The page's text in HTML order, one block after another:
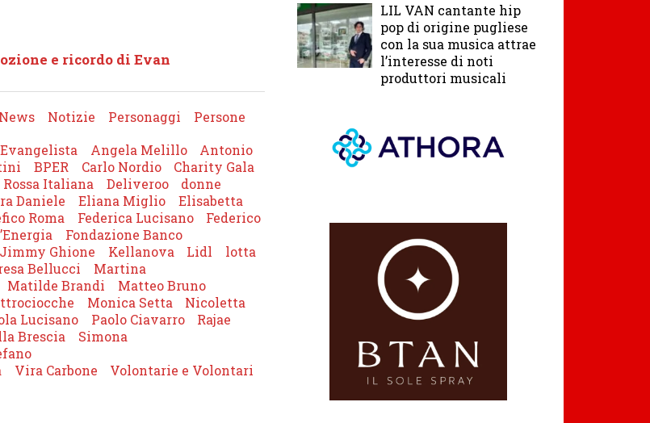
e ricordo di Evan
News Notizie Personaggi Persone
Angela Melillo
Antonio
BPER Carlo Nordio
Charity Gala
Rossa Italiana Deliveroo
donne
Daniele Eliana Miglio
Elisabetta
Roma Federica Lucisano
Federico
Fondazione Banco
Jimmy Ghione Kellanova Lidl
lotta
Bellucci
Martina
Matilde Brandi
Matteo Bruno
Monica Setta
Nicoletta
Lucisano Paolo Ciavarro
Rajae
Brescia
Simona
Vira Carbone
Volontarie e Volontari
LIL VAN cantante hip
pop di origine pugliese
con la sua musica attrae
l’interesse di noti
produttori musicali